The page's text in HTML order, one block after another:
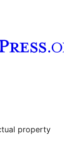
property